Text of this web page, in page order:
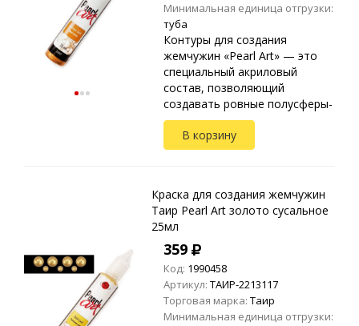
Минимальная единица отгрузки:
туба
Контуры для создания
жемчужин «Pearl Art» — это
специальный акриловый
состав, позволяющий
создавать ровные полусферы-
жемчужины. Применяются на
любых видах текстиля, стекле,
дереве, бумаге, металле,
В корзину
Краска для создания жемчужин
Таир Pearl Art золото сусальное
25мл
359
Код: 1990458
Артикул: ТАИР-2213117
Торговая марка: Таир
Минимальная единица отгрузки: